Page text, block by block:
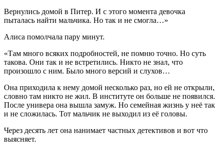
Вернулись домой в Питер. И с этого момента девочка
пыталась найти мальчика. Но так и не смогла…»
Алиса помолчала пару минут.
«Там много всяких подробностей, не помню точно. Но суть
такова. Они так и не встретились. Никто не знал, что
произошло с ним. Было много версий и слухов…
Она приходила к нему домой несколько раз, но ей не открыли,
словно там никто не жил. В институте он больше не появился.
После универа она вышла замуж. Но семейная жизнь у неё так
и не сложилась. Тот мальчик не выходил из её головы.
Через десять лет она нанимает частных детективов и вот что
выясняет.